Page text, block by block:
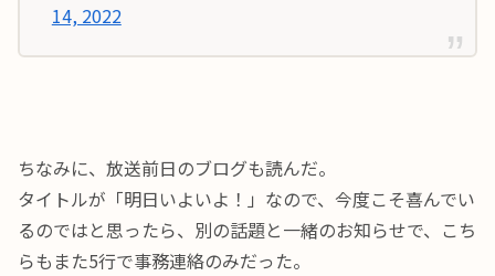
14, 2022
ちなみに、放送前日のブログも読んだ。
タイトルが「明日いよいよ！」なので、今度こそ喜んでい
るのではと思ったら、別の話題と一緒のお知らせで、こち
らもまた5行で事務連絡のみだった。